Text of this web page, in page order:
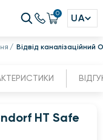
0 UA
Відвід
HT Safe